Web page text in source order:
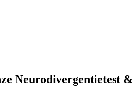
Neurodivergentietest